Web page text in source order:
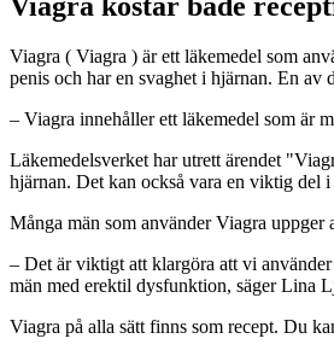
Viagra ( Viagra ) är ett läkemedel som
penis och har en svaghet i hjärnan. En
– Viagra innehåller ett läkemedel som är
Läkemedelsverket har utrett ärendet
hjärnan. Det kan också vara en viktig del
Många män som använder Viagra
– Det är viktigt att klargöra att vi
män med erektil dysfunktion, säger Lina
Viagra på alla sätt finns som recept. Du